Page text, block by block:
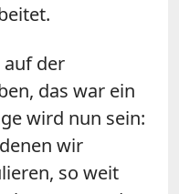
der
das war ein
wird nun sein:
wir
so weit